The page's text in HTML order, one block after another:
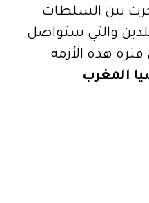
جرت بين السلطات
والتي ستواصل
هذه الأزمة
المغرب